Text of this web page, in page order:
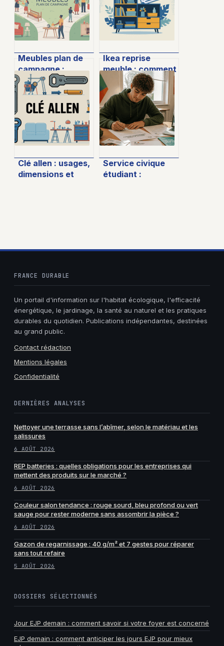
Meubles plan de
campagne :
styles, conseils et
bonnes affaires à
connaître
Ikea reprise
meuble : comment
fonctionne
vraiment le
service et que
vérifier
Clé allen : usages,
dimensions et
Service civique
étudiant :
FRANCE DURABLE
Un portail d'information sur l'habitat écologique, l'efficacité
énergétique, le jardinage, la santé au naturel et les pratiques
durables du quotidien. Publications indépendantes, destinées
au grand public.
Contact rédaction
Mentions légales
Confidentialité
DERNIÈRES ANALYSES
Nettoyer une terrasse sans l’abîmer, selon le matériau et les
salissures
6 AOÛT 2026
REP batteries : quelles obligations pour les entreprises qui
mettent des produits sur le marché ?
6 AOÛT 2026
Couleur salon tendance : rouge sourd, bleu profond ou vert
sauge pour rester moderne sans assombrir la pièce ?
6 AOÛT 2026
Gazon de regarnissage : 40 g/m² et 7 gestes pour réparer
sans tout refaire
5 AOÛT 2026
DOSSIERS SÉLECTIONNÉS
Jour EJP demain : comment savoir si votre foyer est concerné
EJP demain : comment anticiper les jours EJP pour mieux